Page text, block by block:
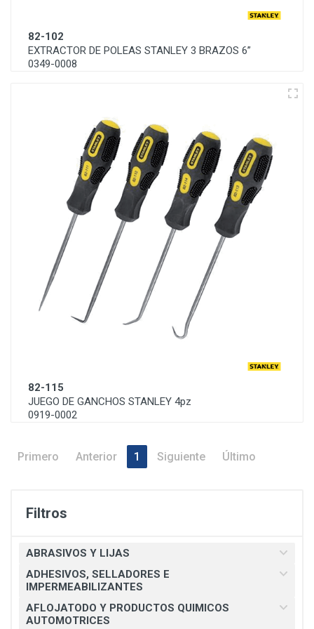
Filtros
ABRASIVOS Y LIJAS
ADHESIVOS, SELLADORES E
IMPERMEABILIZANTES
AFLOJATODO Y PRODUCTOS QUIMICOS
AUTOMOTRICES
82-102
EXTRACTOR DE POLEAS STANLEY 3 BRAZOS 6”
0349-0008
82-115
JUEGO DE GANCHOS STANLEY 4pz
0919-0002
Primero Anterior 1 Siguiente Último